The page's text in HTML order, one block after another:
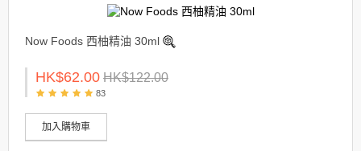
Now Foods 西柚精油 30ml
HK$62.00 HK$122.00
83
加入購物車